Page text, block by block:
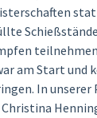
teilnehmen
am Start und
In unserer